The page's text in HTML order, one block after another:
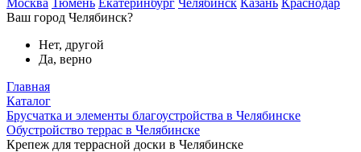
Москва Тюмень Екатеринбург Челябинск Казань Краснодар
Ваш город Челябинск?
Нет, другой
Да, верно
Главная
Каталог
Брусчатка и элементы благоустройства в Челябинске
Обустройство террас в Челябинске
Крепеж для террасной доски в Челябинске